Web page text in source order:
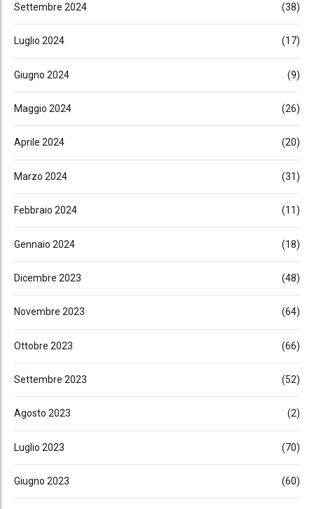
Settembre 2024 (38)
Luglio 2024 (17)
Giugno 2024 (9)
Maggio 2024 (26)
Aprile 2024 (20)
Marzo 2024 (31)
Febbraio 2024 (11)
Gennaio 2024 (18)
Dicembre 2023 (48)
Novembre 2023 (64)
Ottobre 2023 (66)
Settembre 2023 (52)
Agosto 2023 (2)
Luglio 2023 (70)
Giugno 2023 (60)